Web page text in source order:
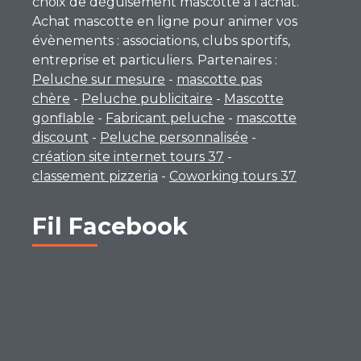
Achat mascotte en ligne pour animer vos
évènements : associations, clubs sportifs,
entreprise et particuliers. Partenaires :
Peluche sur mesure - mascotte pas
chère - Peluche publicitaire - Mascotte
gonflable - Fabricant peluche - mascotte
discount - Peluche personnalisée -
création site internet tours 37 -
classement pizzeria - Coworking tours 37
Fil Facebook